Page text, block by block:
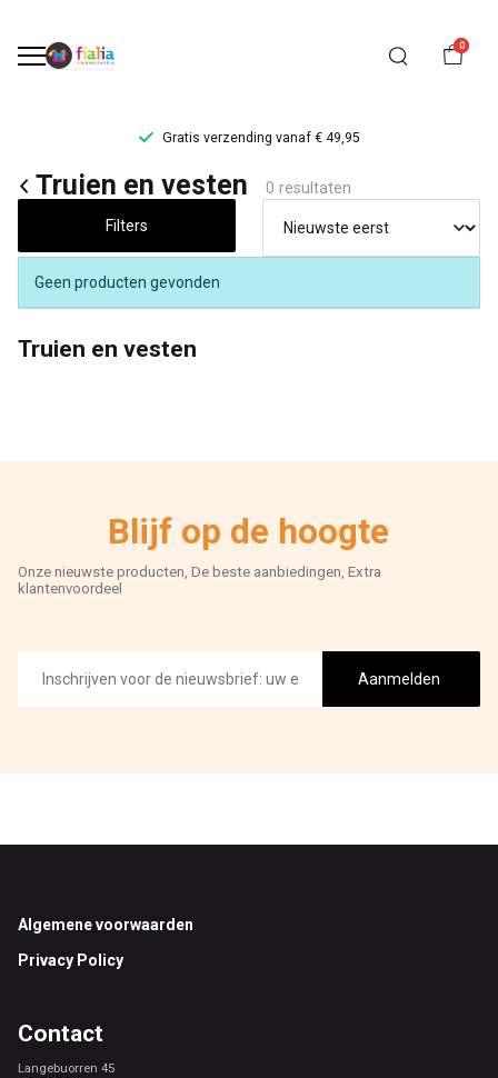
0
Gratis verzending vanaf € 49,95
Truien
vesten
FiaLia
Truien en vesten 0 resultaten
Filters
Geen producten gevonden
Truien en vesten
Blijf op de hoogte
Onze nieuwste producten, De beste aanbiedingen, Extra
klantenvoordeel
mailadres
Aanmelden
Footer
Algemene voorwaarden
Privacy Policy
Contact
Langebuorren 45